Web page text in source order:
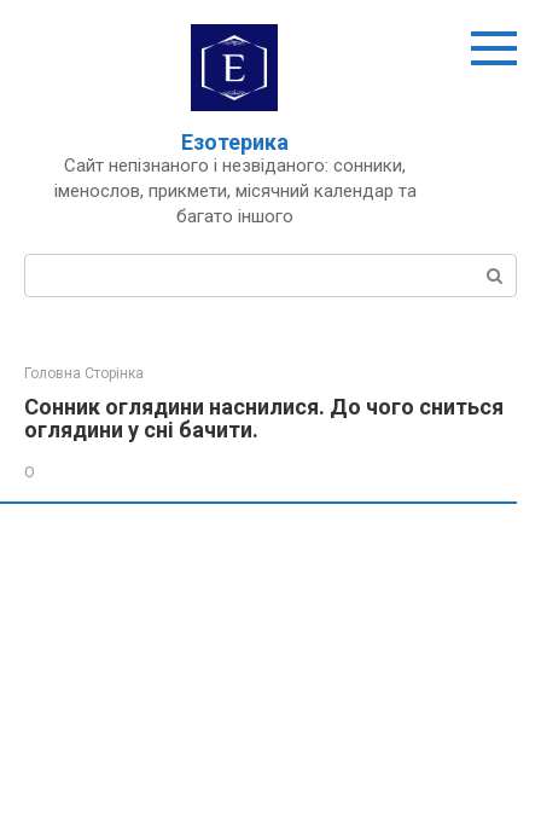
Езотерика
Сайт непізнаного і незвіданого: сонники,
іменослов, прикмети, місячний календар та
багато іншого
Пошук:
Головна Сторінка
Сонник оглядини наснилися. До чого сниться
оглядини у сні бачити.
О